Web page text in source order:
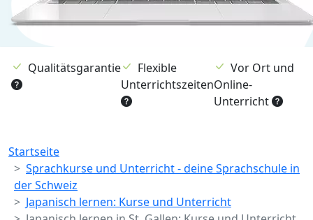
Qualitätsgarantie
Flexible
Unterrichtszeiten
Vor Ort und
Online-
Unterricht
Breadcrumb
Startseite
Sprachkurse und Unterricht - deine Sprachschule in
der Schweiz
Japanisch lernen: Kurse und Unterricht